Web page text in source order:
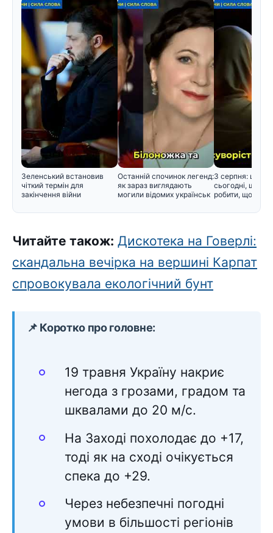
Зеленський встановив
чіткий термін для
закінчення війни
Останній спочинок легенд:
як зараз виглядають
могили відомих українськ
3 серпня:
сьогодні, що
робити, щоб не
Читайте також: Дискотека на Говерлі:
скандальна вечірка на вершині Карпат
спровокувала екологічний бунт
📌 Коротко про головне:
19 травня Україну накриє
негода з грозами, градом та
шквалами до 20 м/с.
На Заході похолодає до +17,
тоді як на сході очікується
спека до +29.
Через небезпечні погодні
умови в більшості регіонів